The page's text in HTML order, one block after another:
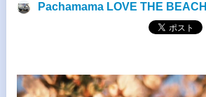
Pachamama LOVE THE BEACH